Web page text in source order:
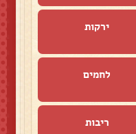
ירקות
לחמים
ריבות